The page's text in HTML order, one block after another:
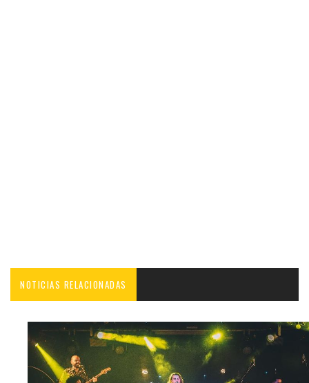
NOTICIAS RELACIONADAS